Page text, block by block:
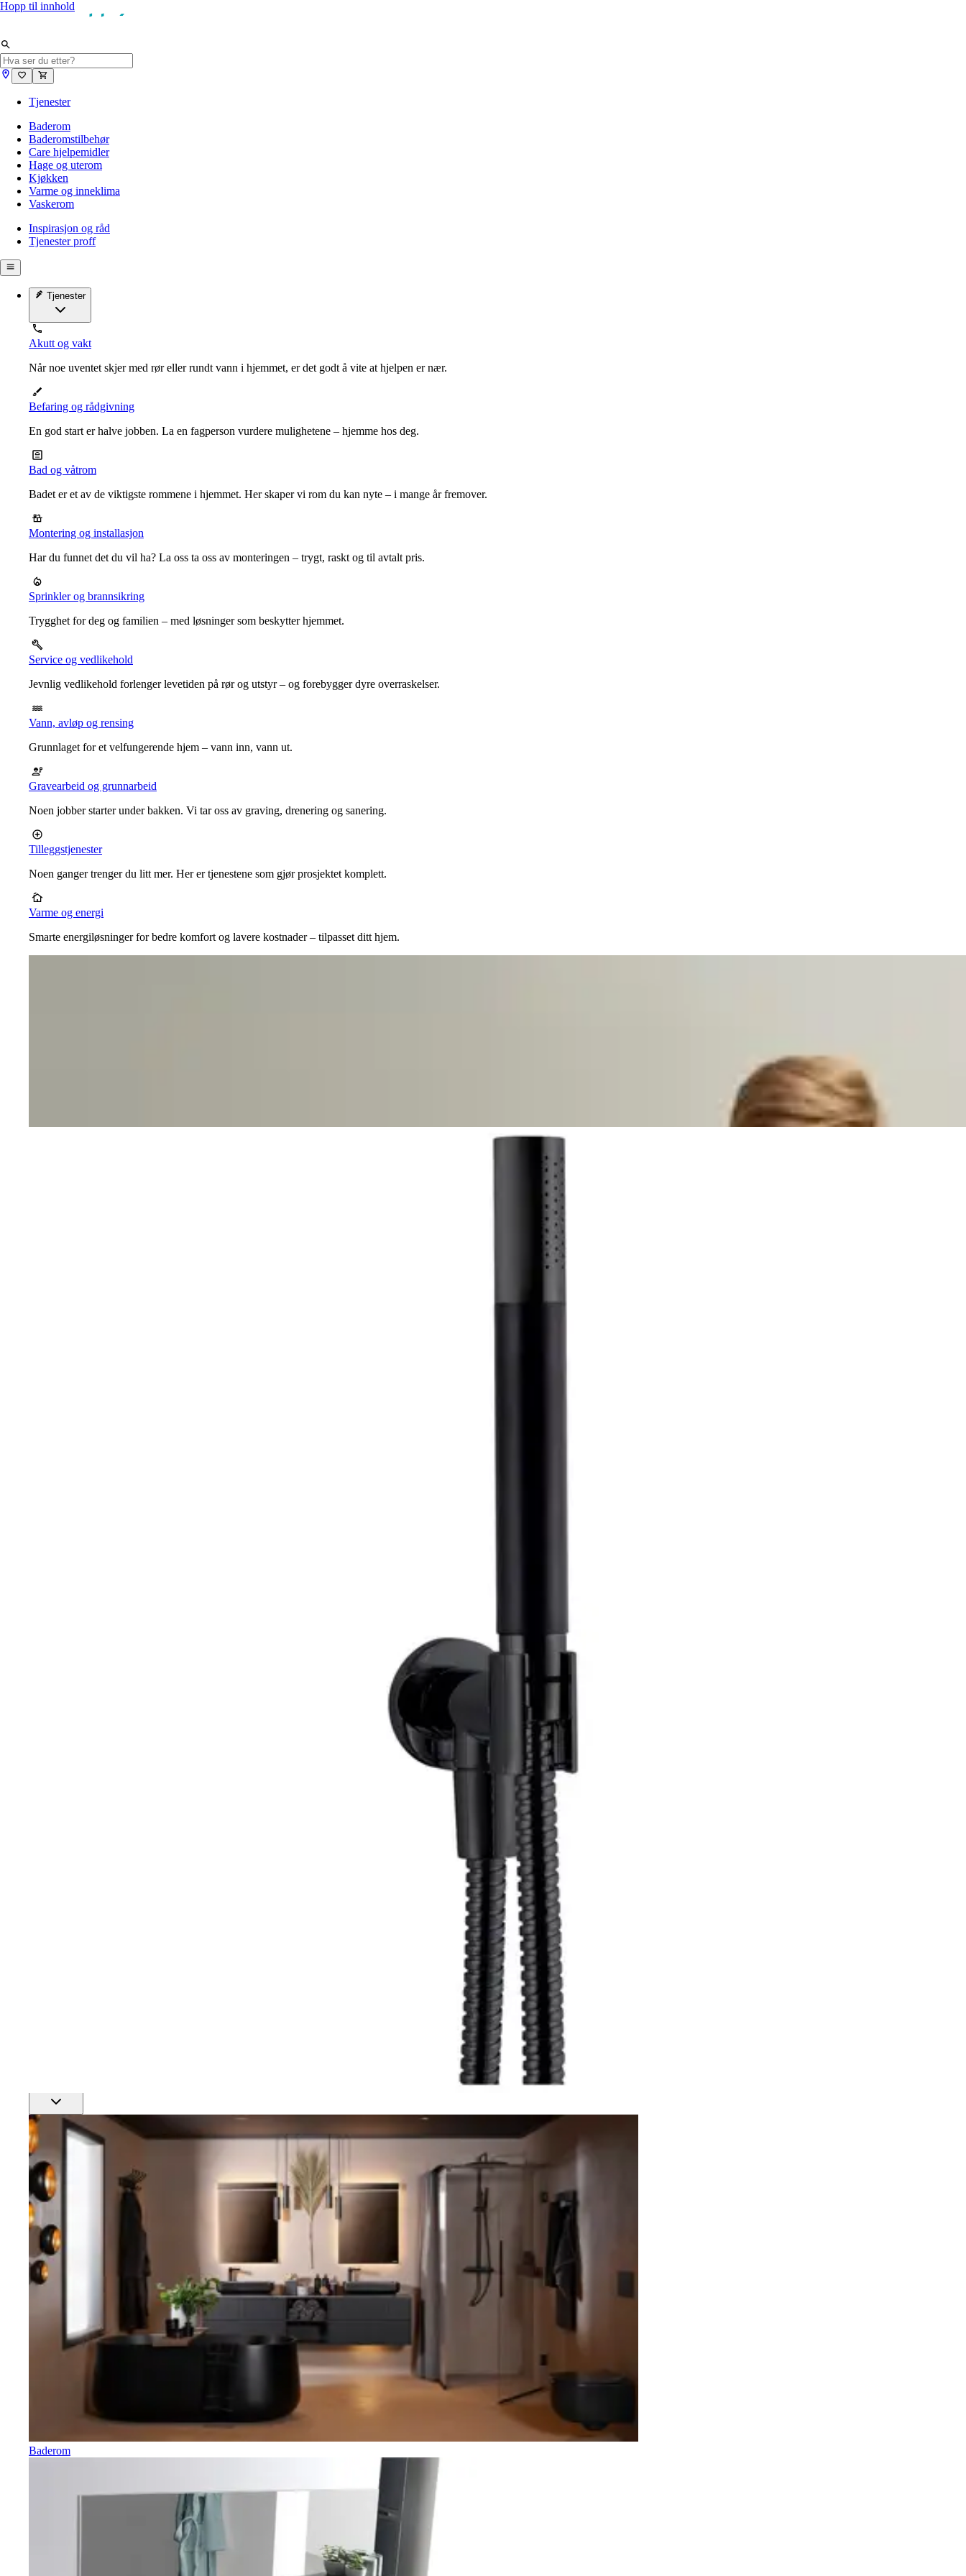
Hopp til innhold
Tjenester
Baderom
Baderomstilbehør
Care hjelpemidler
Hage og uterom
Kjøkken
Varme og inneklima
Vaskerom
Inspirasjon og råd
Tjenester proff
Tjenester
Akutt og vakt
Når noe uventet skjer med rør eller rundt vann i hjemmet, er det godt å vite at hjelpen er nær.
Befaring og rådgivning
En god start er halve jobben. La en fagperson vurdere mulighetene – hjemme hos deg.
Bad og våtrom
Badet er et av de viktigste rommene i hjemmet. Her skaper vi rom du kan nyte – i mange år fremover.
Montering og installasjon
Har du funnet det du vil ha? La oss ta oss av monteringen – trygt, raskt og til avtalt pris.
Sprinkler og brannsikring
Trygghet for deg og familien – med løsninger som beskytter hjemmet.
Service og vedlikehold
Jevnlig vedlikehold forlenger levetiden på rør og utstyr – og forebygger dyre overraskelser.
Vann, avløp og rensing
Grunnlaget for et velfungerende hjem – vann inn, vann ut.
Gravearbeid og grunnarbeid
Noen jobber starter under bakken. Vi tar oss av graving, drenering og sanering.
Tilleggstjenester
Noen ganger trenger du litt mer. Her er tjenestene som gjør prosjektet komplett.
Varme og energi
Smarte energiløsninger for bedre komfort og lavere kostnader – tilpasset ditt hjem.
Baderom